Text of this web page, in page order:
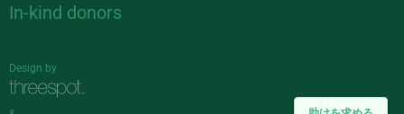
In-kind donors
Design by